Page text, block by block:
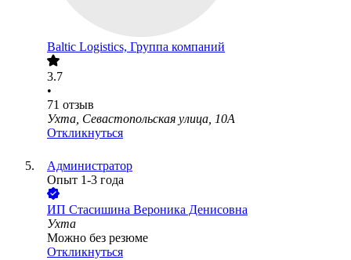
Baltic Logistics, Группа компаний
3.7
•
71 отзыв
Ухта, Севастопольская улица, 10А
Откликнуться
Администратор
Опыт 1-3 года
ИП Стасишина Вероника Денисовна
Ухта
Можно без резюме
Откликнуться